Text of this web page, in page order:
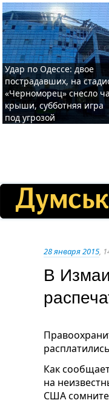
Удар по Одессе: двое
пострадавших, на
«Черноморец» снесло
крыши, субботняя игра
под угрозой
28 января 2015,
В
Как
на
США